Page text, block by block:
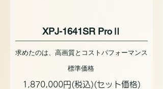
XPJ-1641SR ProⅡ
求めたのは、高画質とコストパフォーマンス
標準価格
1,870,000円(税込)(セット価格)